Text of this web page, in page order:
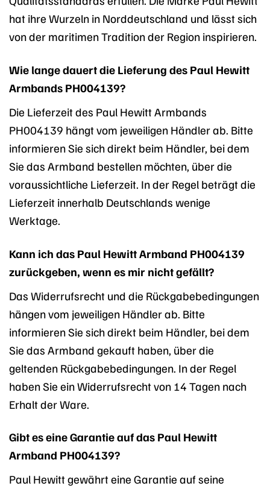
hat ihre Wurzeln in Norddeutschland und lässt sich
von der maritimen Tradition der Region inspirieren.
Wie lange dauert die Lieferung des Paul Hewitt
Armbands PH004139?
Die Lieferzeit des Paul Hewitt Armbands
PH004139 hängt vom jeweiligen Händler ab. Bitte
informieren Sie sich direkt beim Händler, bei dem
Sie das Armband bestellen möchten, über die
voraussichtliche Lieferzeit. In der Regel beträgt die
Lieferzeit innerhalb Deutschlands wenige
Werktage.
Kann ich das Paul Hewitt Armband PH004139
zurückgeben, wenn es mir nicht gefällt?
Das Widerrufsrecht und die Rückgabebedingungen
hängen vom jeweiligen Händler ab. Bitte
informieren Sie sich direkt beim Händler, bei dem
Sie das Armband gekauft haben, über die
geltenden Rückgabebedingungen. In der Regel
haben Sie ein Widerrufsrecht von 14 Tagen nach
Erhalt der Ware.
Gibt es eine Garantie auf das Paul Hewitt
Armband PH004139?
Paul Hewitt gewährt eine Garantie auf seine